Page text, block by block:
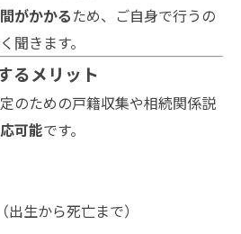
がかかるため、ご自身で行うの
聞きます。
るメリット
のための戸籍収集や相続関係説
可能です。
生から死亡まで）